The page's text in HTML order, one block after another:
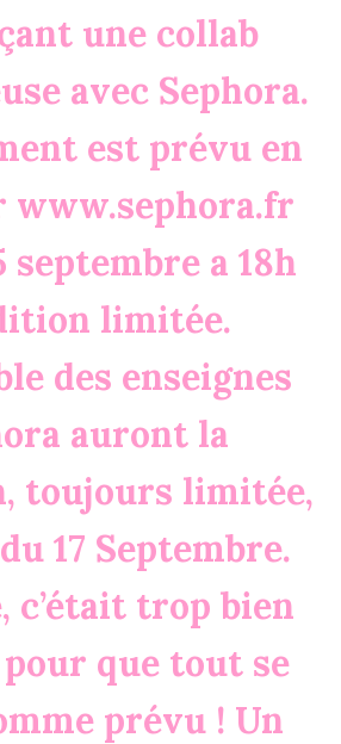
une collab
avec Sephora.
est prévu en
www.sephora.fr
septembre a 18h
limitée.
des enseignes
auront la
toujours limitée,
17 Septembre.
c’était trop bien
que tout se
prévu ! Un